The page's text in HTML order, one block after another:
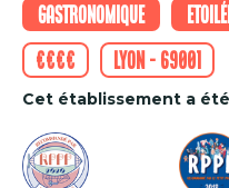
Gastronomique
€€€€
Lyon - 69001
Cet établissement a été